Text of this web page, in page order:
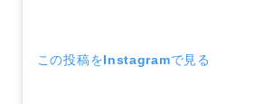
この投稿をInstagramで見る